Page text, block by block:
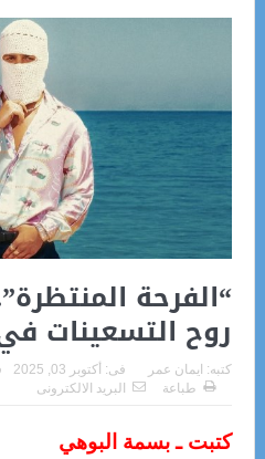
“الفرحة
روح التسعينات
كتبه: ايمان عمر فى: أكتوبر 03, 2025
طباعة
البريد الالكترونى
كتبت ـ بسمة البوهي